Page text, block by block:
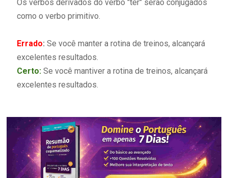
Os verbos derivados do verbo "ter" serão conjugados
como o verbo primitivo.
Errado: Se você manter a rotina de treinos, alcançará
excelentes resultados.
Certo:Se você mantiver a rotina de treinos, alcançará
excelentes resultados.